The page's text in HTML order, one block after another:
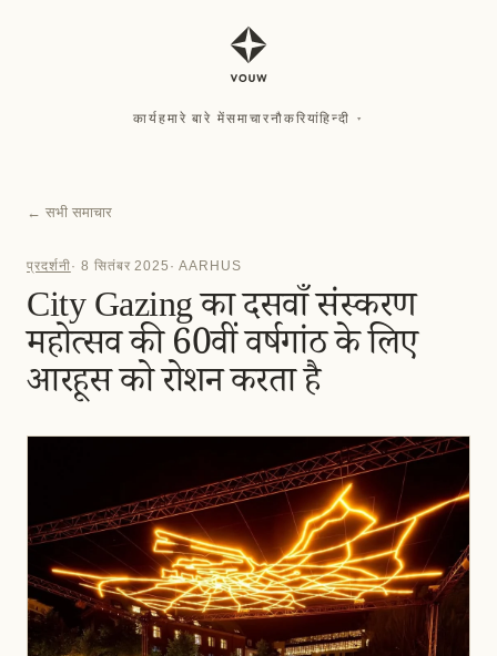
कार्यहमारे बारे मेंसमाचारनौकरियांहिन्दी ▾
← सभी समाचार
प्रदर्शनी· 8 सितंबर 2025 ·AARHUS
City Gazing का दसवाँ संस्करण
महोत्सव की 60वीं वर्षगांठ के लिए
आरहूस को रोशन करता है